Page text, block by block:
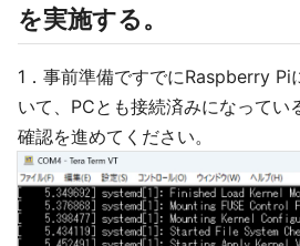
を実施する。
1．事前準備ですでにRaspberry Pi
いて、PCとも接続済みになってい
確認を進めてください。